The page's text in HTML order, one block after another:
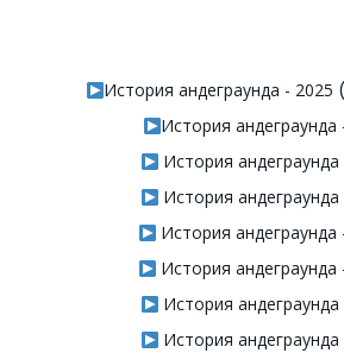
История андеграунда - 2025
История андеграунда
История андеграунда
История
История андеграунда
История андеграунда
История андеграунда
История андеграунда